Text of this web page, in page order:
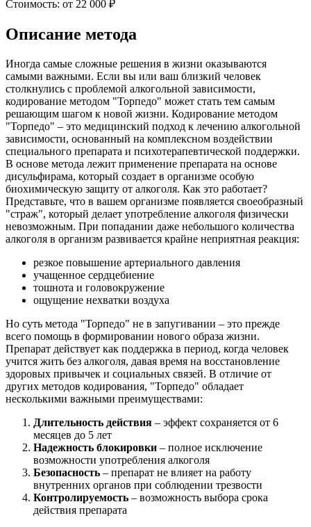
Стоимость: от 22 000 ₽
Описание метода
Иногда самые сложные решения в жизни оказываются
самыми важными. Если вы или ваш близкий человек
столкнулись с проблемой алкогольной зависимости,
кодирование методом "Торпедо" может стать тем самым
решающим шагом к новой жизни. Кодирование методом
"Торпедо" – это медицинский подход к лечению алкогольной
зависимости, основанный на комплексном воздействии
специального препарата и психотерапевтической поддержки.
В основе метода лежит применение препарата на основе
дисульфирама, который создает в организме особую
биохимическую защиту от алкоголя. Как это работает?
Представьте, что в вашем организме появляется своеобразный
"страж", который делает употребление алкоголя физически
невозможным. При попадании даже небольшого количества
алкоголя в организм развивается крайне неприятная реакция:
резкое повышение артериального давления
учащенное сердцебиение
тошнота и головокружение
ощущение нехватки воздуха
Но суть метода "Торпедо" не в запугивании – это прежде
всего помощь в формировании нового образа жизни.
Препарат действует как поддержка в период, когда человек
учится жить без алкоголя, давая время на восстановление
здоровых привычек и социальных связей. В отличие от
других методов кодирования, "Торпедо" обладает
несколькими важными преимуществами:
Длительность действия – эффект сохраняется от 6
месяцев до 5 лет
Надежность блокировки – полное исключение
возможности употребления алкоголя
Безопасность – препарат не влияет на работу
внутренних органов при соблюдении трезвости
Контролируемость – возможность выбора срока
действия препарата